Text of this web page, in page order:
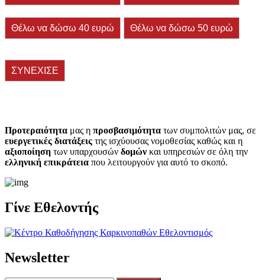
Θέλω να δώσω 40 ευρώ Θέλω να δώσω 50 ευρώ
ΣΥΝΕΧΙΣΕ
Προτεραιότητα μας η προσβασιμότητα των συμπολιτών μας, σε
ευεργετικές διατάξεις της ισχύουσας νομοθεσίας καθώς και η
αξιοποίηση των υπαρχουσών δομών και υπηρεσιών σε όλη την
ελληνική επικράτεια που λειτουργούν για αυτό το σκοπό.​
Γίνε Εθελοντής
Newsletter